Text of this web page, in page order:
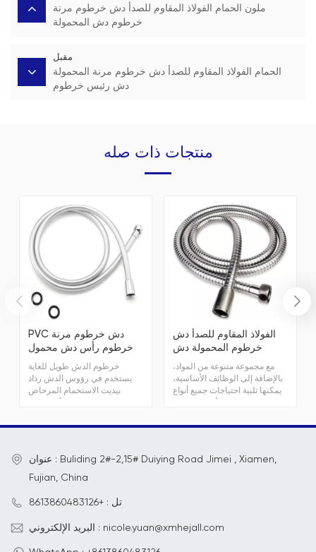
ملون الحمام الفولاذ المقاوم للصدأ دش خرطوم مرنة
خرطوم دش المحمولة
مقبل
الحمام الفولاذ المقاوم للصدأ دش خرطوم مرنة المحمولة
دش رئيس خرطوم
منتجات ذات صله
PVC دش خرطوم مرنة
خرطوم رأس دش محمول
خرطوم الدش طويل للغاية
يستخدم في رؤوس الدش رذاذ
بيديت الاستحمام المرحاض
خرطوم الدش
الفولاذ المقاوم للصدأ دش
خرطوم المحمولة دش
رئيس خرطوم
مع مجموعة متنوعة من المواد،
بالإضافة إلى الوظائف الأساسية،
يمكنها تلبية احتياجات جميع أنواع
عنوان : Buliding 2#-2,15# Duiying Road Jimei , Xiamen,
Fujian, China
تل : +8613860483126
البريد الإلكتروني : nicole.yuan@xmhejall.com